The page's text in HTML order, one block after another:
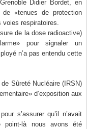
Didier Bordet, en
«tenues de protection
voies respiratoires.
de la dose radioactive)
pour signaler un
n’a pas entendu cette
Sûreté Nucléaire (IRSN)
d’exposition aux
s’assurer qu’il n’avait
point-là nous avons été